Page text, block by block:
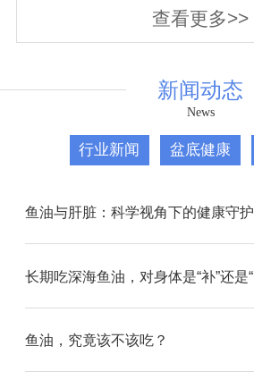
查看更多>>
新闻动态
News
行业新闻 盆底健康
鱼油与肝脏：科学视角下的健康守护
鱼油，究竟该不该吃？